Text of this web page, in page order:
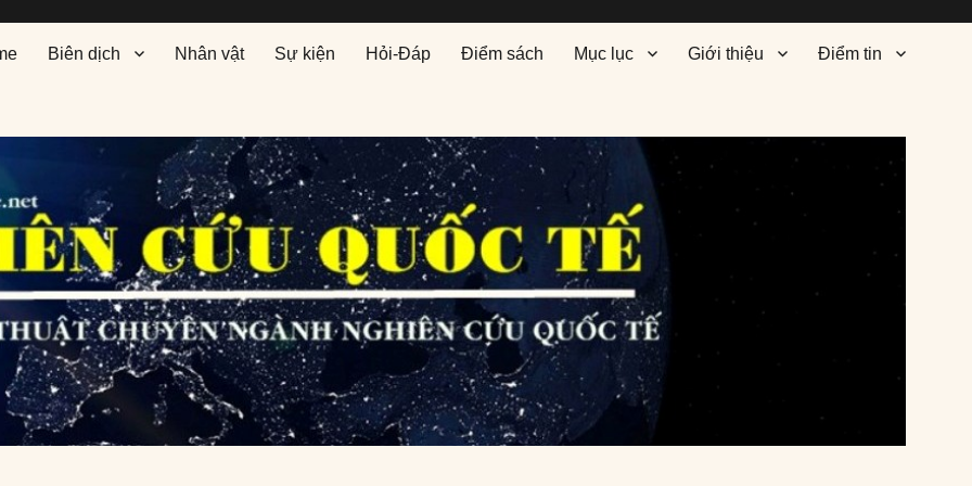
Biên dịch Nhân vật Sự kiện Hỏi-Đáp Điểm sách Mục lục Giới thiệu Điểm tin